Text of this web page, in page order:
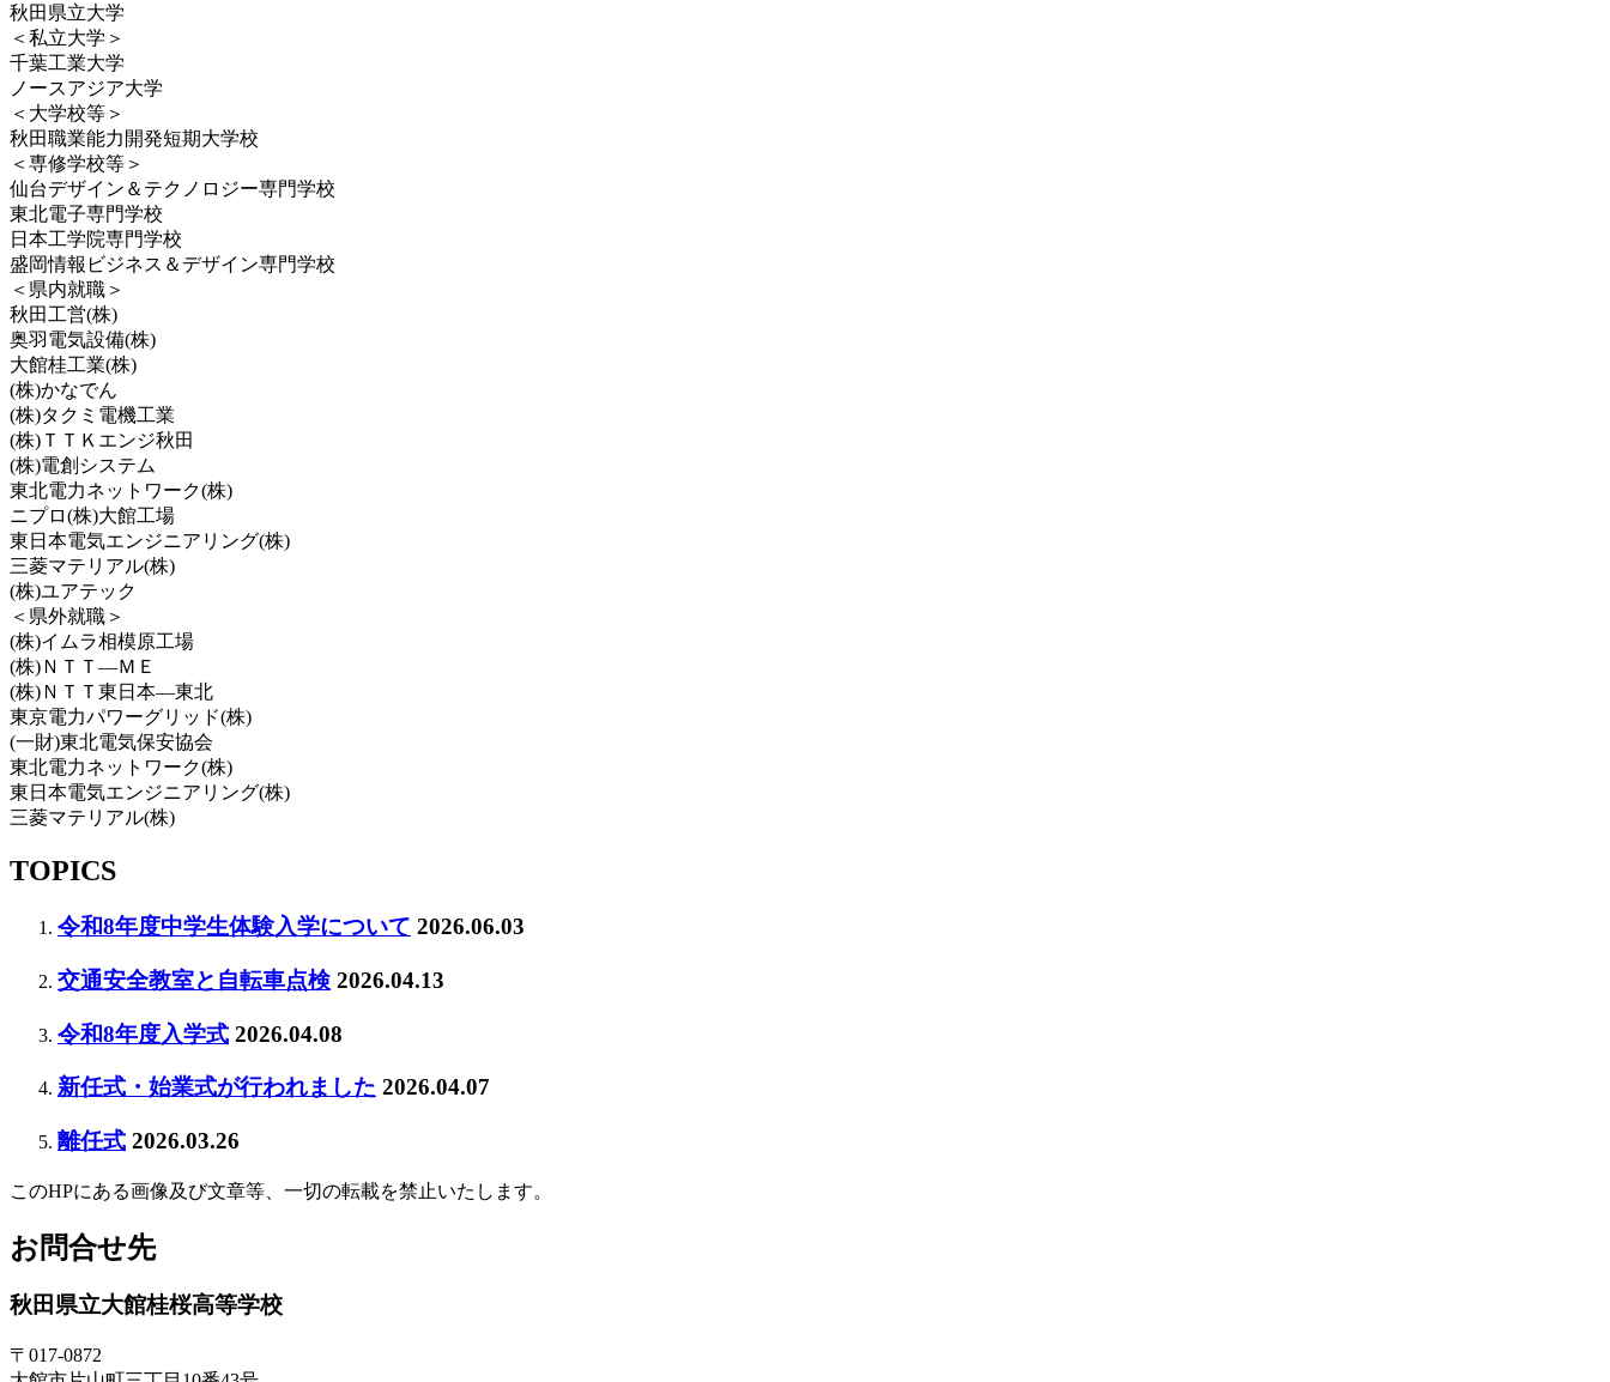
秋田県立大学
＜私立大学＞
千葉工業大学
ノースアジア大学
＜大学校等＞
秋田職業能力開発短期大学校
＜専修学校等＞
仙台デザイン＆テクノロジー専門学校
東北電子専門学校
日本工学院専門学校
盛岡情報ビジネス＆デザイン専門学校
＜県内就職＞
秋田工営(株)
奥羽電気設備(株)
大館桂工業(株)
(株)かなでん
(株)タクミ電機工業
(株)ＴＴＫエンジ秋田
(株)電創システム
東北電力ネットワーク(株)
ニプロ(株)大館工場
東日本電気エンジニアリング(株)
三菱マテリアル(株)
(株)ユアテック
＜県外就職＞
(株)イムラ相模原工場
(株)ＮＴＴ―ＭＥ
(株)ＮＴＴ東日本―東北
東京電力パワーグリッド(株)
(一財)東北電気保安協会
東北電力ネットワーク(株)
東日本電気エンジニアリング(株)
三菱マテリアル(株)
TOPICS
令和8年度中学生体験入学について 2026.06.03
交通安全教室と自転車点検 2026.04.13
令和8年度入学式 2026.04.08
新任式・始業式が行われました 2026.04.07
離任式 2026.03.26
このHPにある画像及び文章等、一切の転載を禁止いたします。
お問合せ先
秋田県立大館桂桜高等学校
〒017-0872